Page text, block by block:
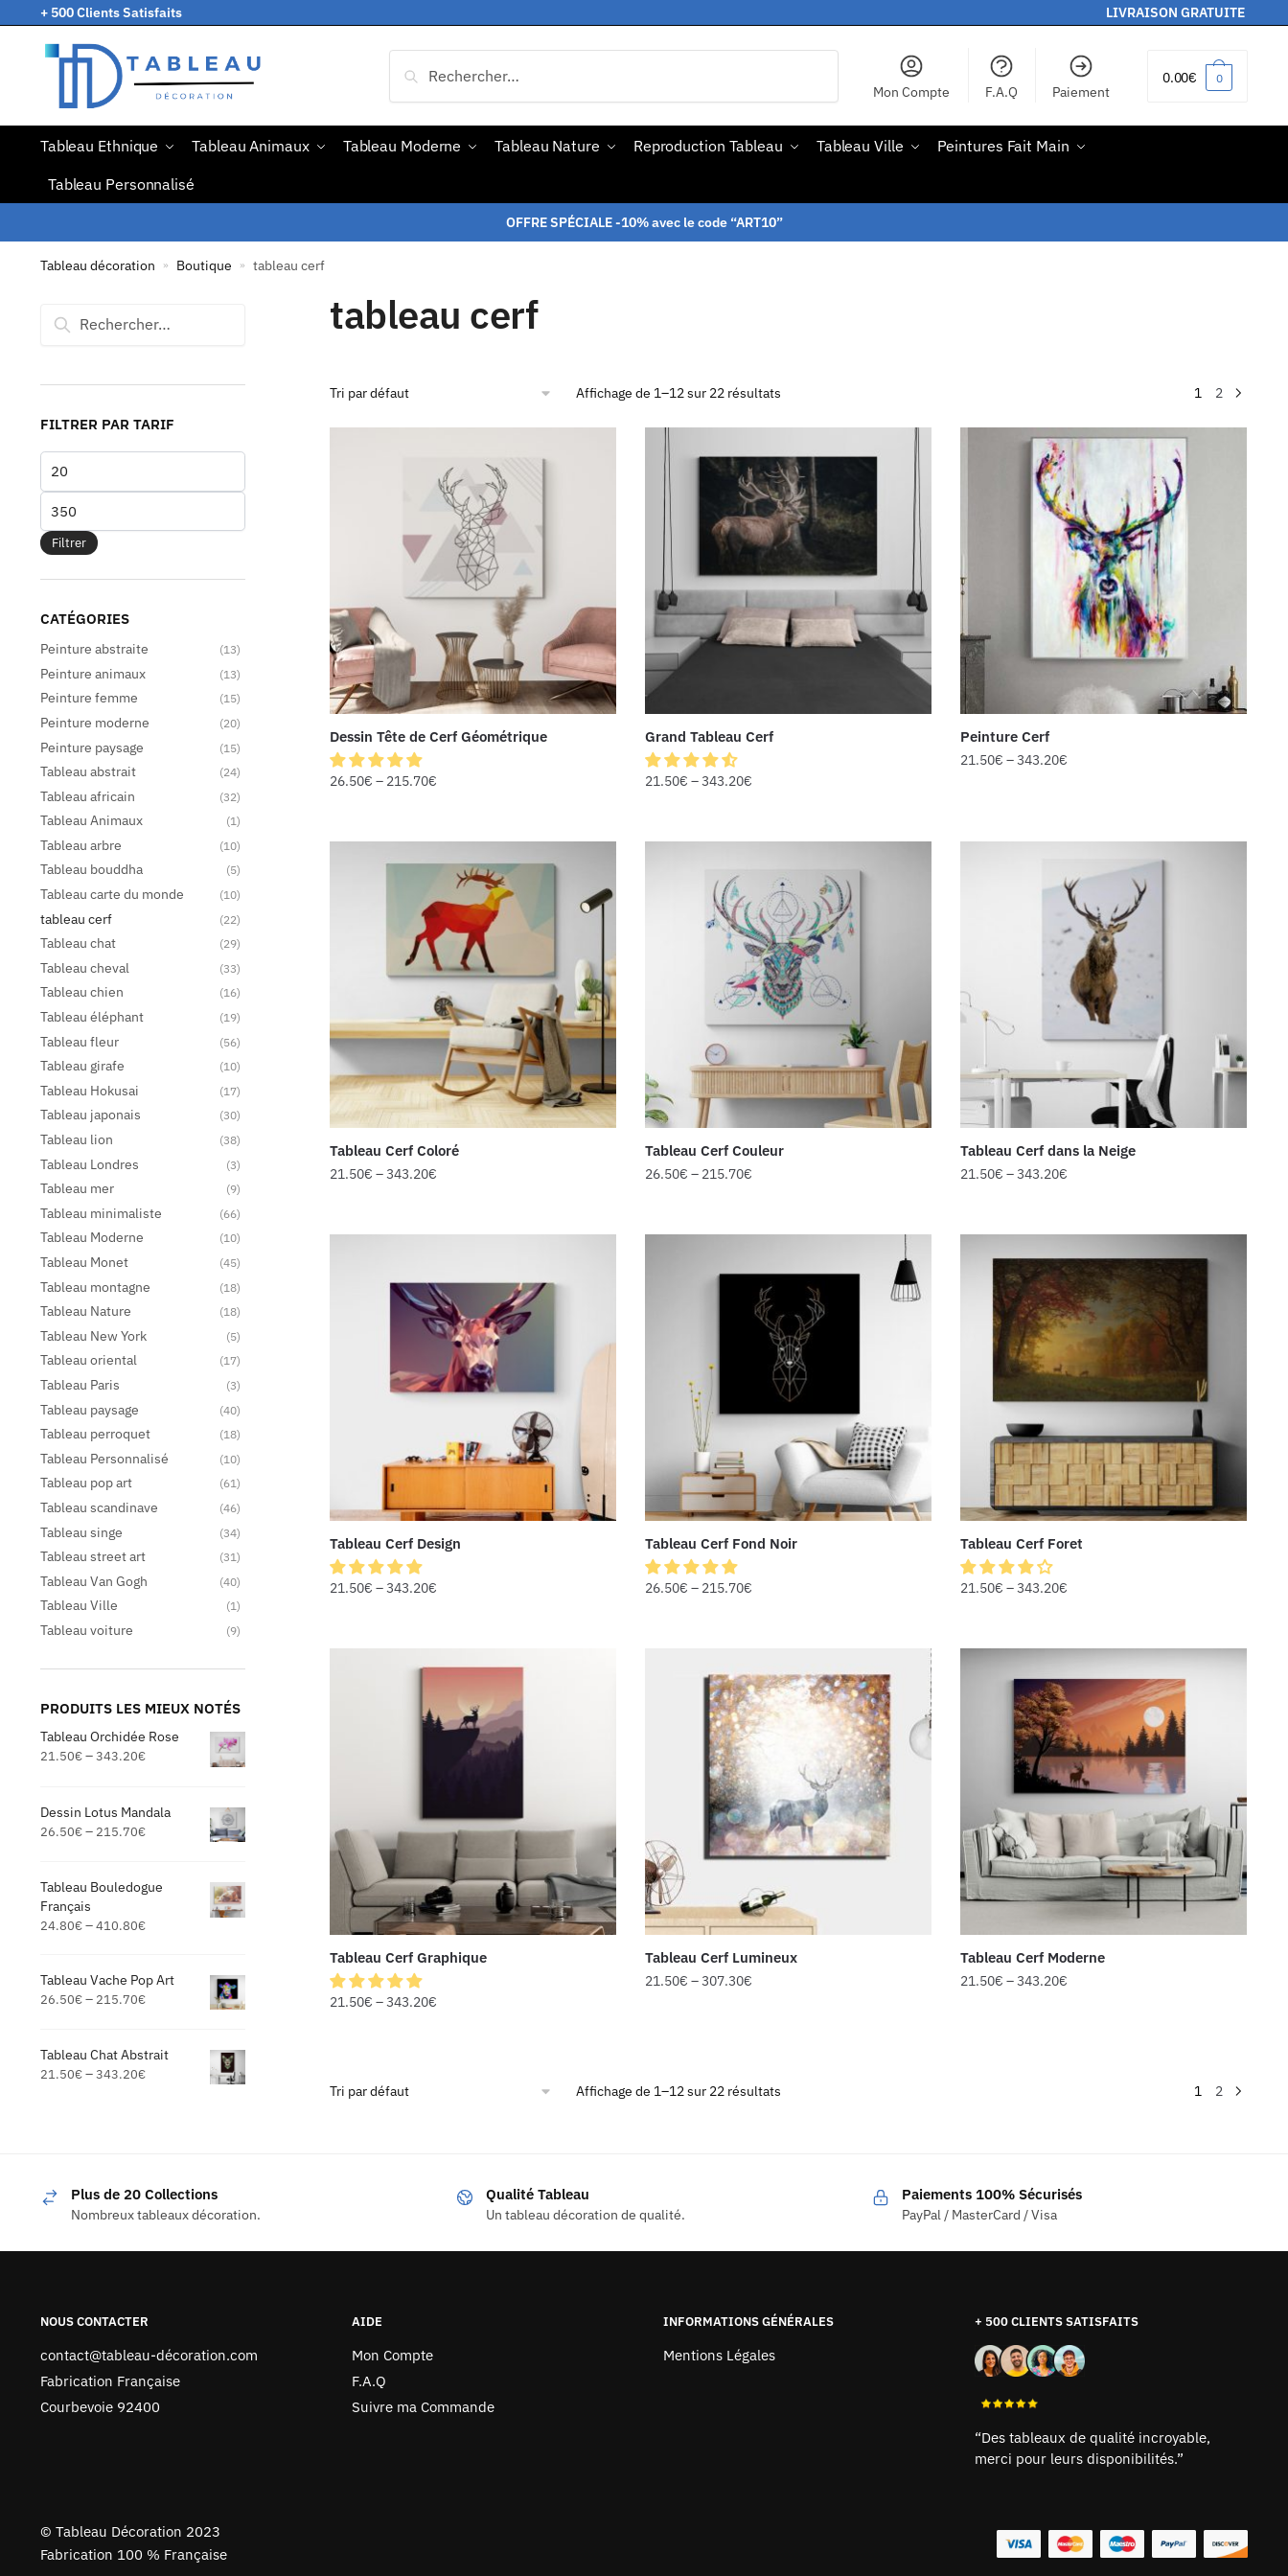
+ 500 Clients Satisfaits LIVRAISON GRATUITE
Mon Compte F.A.Q Paiement
0.00€ 0
Tableau Ethnique Tableau Animaux Tableau Moderne Tableau Nature Reproduction Tableau Tableau Ville
Peintures Fait Main
Tableau Personnalisé
OFFRE SPÉCIALE -10% avec le code “ART10”
Tableau décoration » Boutique » tableau cerf
tableau cerf
Affichage de 1–12 sur 22 résultats 1 2
Dessin Tête de Cerf Géométrique
26.50€ – 215.70€
Grand Tableau Cerf
21.50€ –343.20€
Peinture Cerf
21.50€ –343.20€
Tableau Cerf Coloré
21.50€ –343.20€
Tableau Cerf Couleur
26.50€ – 215.70€
Tableau Cerf dans la Neige
21.50€ –343.20€
Tableau Cerf Design
21.50€ –343.20€
Tableau Cerf Fond Noir
26.50€ – 215.70€
Tableau Cerf Foret
21.50€ –343.20€
Tableau Cerf Graphique
21.50€ –343.20€
Tableau Cerf Lumineux
21.50€ –307.30€
Tableau Cerf Moderne
21.50€ –343.20€
Affichage de 1–12 sur 22 résultats 1 2
FILTRER PAR TARIF
Filtrer
CATÉGORIES
Peinture abstraite (13)
Peinture animaux (13)
Peinture femme (15)
Peinture moderne (20)
Peinture paysage (15)
Tableau abstrait (24)
Tableau africain (32)
Tableau Animaux (1)
Tableau arbre (10)
Tableau bouddha (5)
Tableau carte du monde (10)
tableau cerf (22)
Tableau chat (29)
Tableau cheval (33)
Tableau chien (16)
Tableau éléphant (19)
Tableau fleur (56)
Tableau girafe (10)
Tableau Hokusai (17)
Tableau japonais (30)
Tableau lion (38)
Tableau Londres (3)
Tableau mer (9)
Tableau minimaliste (66)
Tableau Moderne (10)
Tableau Monet (45)
Tableau montagne (18)
Tableau Nature (18)
Tableau New York (5)
Tableau oriental (17)
Tableau Paris (3)
Tableau paysage (40)
Tableau perroquet (18)
Tableau Personnalisé (10)
Tableau pop art (61)
Tableau scandinave (46)
Tableau singe (34)
Tableau street art (31)
Tableau Van Gogh (40)
Tableau Ville (1)
Tableau voiture (9)
PRODUITS LES MIEUX NOTÉS
Tableau Orchidée Rose
21.50€–343.20€
Dessin Lotus Mandala
26.50€– 215.70€
Tableau Bouledogue
Français
24.80€–410.80€
Tableau Vache Pop Art
26.50€– 215.70€
Tableau Chat Abstrait
21.50€–343.20€
Plus de 20 Collections
Nombreux tableaux décoration.
Qualité Tableau
Un tableau décoration de qualité.
Paiements 100% Sécurisés
PayPal / MasterCard / Visa
NOUS CONTACTER
contact@tableau-décoration.com
Fabrication Française
Courbevoie 92400
AIDE
Mon Compte
F.A.Q
Suivre ma Commande
INFORMATIONS GÉNÉRALES
Mentions Légales
+ 500 CLIENTS SATISFAITS
“Des tableaux de qualité incroyable,
merci pour leurs disponibilités.”
© Tableau Décoration 2023
Fabrication 100 % Française